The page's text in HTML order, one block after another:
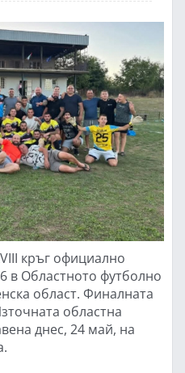
кръг официално
в Областното футболно
област. Финалната
областна
днес, 24 май, на